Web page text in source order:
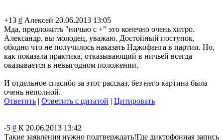
+13 # Алексей 20.06.2013 13:05
Мда, предложить "ничью с +" это конечно очень хитро.
Александр, вы молодец, уважаю. Достойный поступок,
обидно что не получилось наказать Нджофанга в партии. Но,
как показала практика, отказывающий в ничьей всегда
оказывается в невыгодном положении.
И отдельное спасибо за этот рассказ, без него картина была
очень неполной.
Ответить | Ответить с цитатой | Цитировать
-5 # К 20.06.2013 13:42
Такие заявления нужно подтверждать!Где диктофонная запись